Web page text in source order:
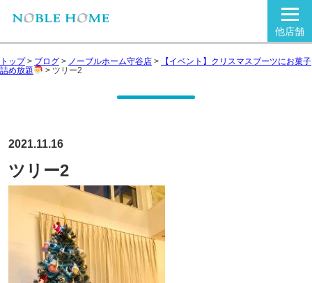
他店舗
トップ> ブログ > ノーブルホーム守谷店 >
【イベント】クリスマスブーツにお菓子
詰め放題
> ツリー2
2021.11.16
ツリー2